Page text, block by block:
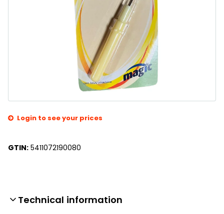
Login to see your prices
GTIN: 5411072190080
Technical information